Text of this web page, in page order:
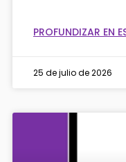
PROFUNDIZAR EN
25 de julio de 2026